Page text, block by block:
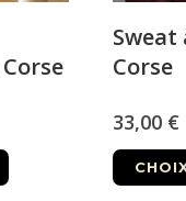
Ce
produit
Sweat
Corse
33,00 €